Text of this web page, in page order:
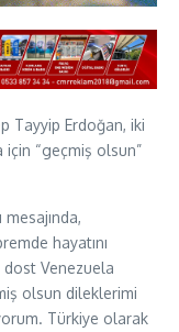
Tayyip Erdoğan, iki
için “geçmiş olsun”
mesajında,
hayatını
dost Venezuela
olsun dileklerimi
Türkiye olarak